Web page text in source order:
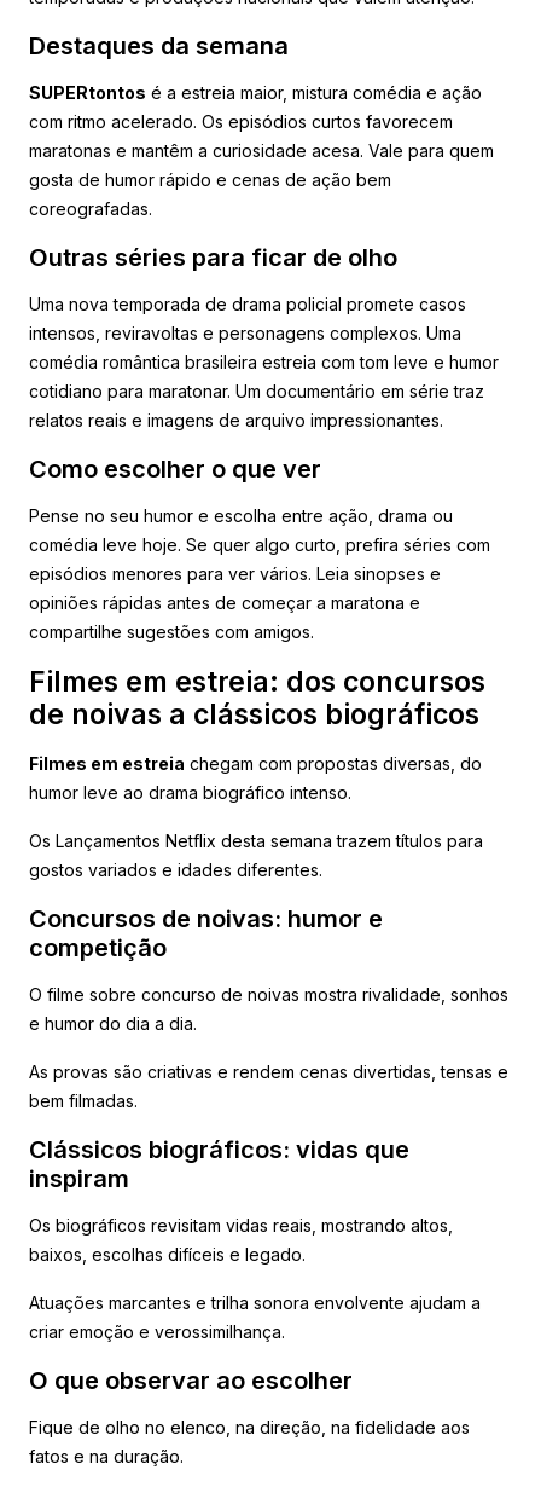
Destaques da semana
SUPERtontos é a estreia maior, mistura comédia e ação
com ritmo acelerado. Os episódios curtos favorecem
maratonas e mantêm a curiosidade acesa. Vale para quem
gosta de humor rápido e cenas de ação bem
coreografadas.
Outras séries para ficar de olho
Uma nova temporada de drama policial promete casos
intensos, reviravoltas e personagens complexos. Uma
comédia romântica brasileira estreia com tom leve e humor
cotidiano para maratonar. Um documentário em série traz
relatos reais e imagens de arquivo impressionantes.
Como escolher o que ver
Pense no seu humor e escolha entre ação, drama ou
comédia leve hoje. Se quer algo curto, prefira séries com
episódios menores para ver vários. Leia sinopses e
opiniões rápidas antes de começar a maratona e
compartilhe sugestões com amigos.
Filmes em estreia: dos concursos
de noivas a clássicos biográficos
Filmes em estreia chegam com propostas diversas, do
humor leve ao drama biográfico intenso.
Os Lançamentos Netflix desta semana trazem títulos para
gostos variados e idades diferentes.
Concursos de noivas: humor e
competição
O filme sobre concurso de noivas mostra rivalidade, sonhos
e humor do dia a dia.
As provas são criativas e rendem cenas divertidas, tensas e
bem filmadas.
Clássicos biográficos: vidas que
inspiram
Os biográficos revisitam vidas reais, mostrando altos,
baixos, escolhas difíceis e legado.
Atuações marcantes e trilha sonora envolvente ajudam a
criar emoção e verossimilhança.
O que observar ao escolher
Fique de olho no elenco, na direção, na fidelidade aos
fatos e na duração.